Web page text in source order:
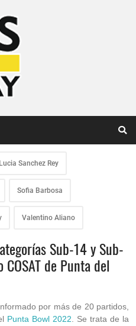
Lucia Sanchez Rey
Sofia Barbosa
Valentino Aliano
Sub-14 y Sub-
de Punta del
por más de 20 partidos,
Punta Bowl 2022 . Se trata de la